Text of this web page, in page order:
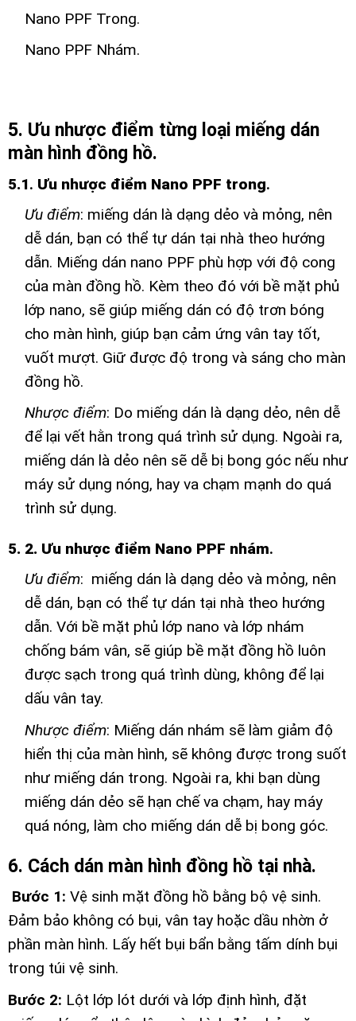
Nano PPF Trong.
Nano PPF Nhám.
5. Ưu nhược điểm từng loại miếng dán
màn hình đồng hồ.
5.1. Ưu nhược điểm Nano PPF trong.
Ưu điểm: miếng dán là dạng dẻo và mỏng, nên
dễ dán, bạn có thể tự dán tại nhà theo hướng
dẫn. Miếng dán nano PPF phù hợp với độ cong
của màn đồng hồ. Kèm theo đó với bề mặt phủ
lớp nano, sẽ giúp miếng dán có độ trơn bóng
cho màn hình, giúp bạn cảm ứng vân tay tốt,
vuốt mượt. Giữ được độ trong và sáng cho màn
đồng hồ.
Nhược điểm: Do miếng dán là dạng dẻo, nên dễ
để lại vết hằn trong quá trình sử dụng. Ngoài ra,
miếng dán là dẻo nên sẽ dễ bị bong góc nếu như
máy sử dụng nóng, hay va chạm mạnh do quá
trình sử dụng.
5. 2. Ưu nhược điểm Nano PPF nhám.
Ưu điểm: miếng dán là dạng dẻo và mỏng, nên
dễ dán, bạn có thể tự dán tại nhà theo hướng
dẫn. Với bề mặt phủ lớp nano và lớp nhám
chống bám vân, sẽ giúp bề mặt đồng hồ luôn
được sạch trong quá trình dùng, không để lại
dấu vân tay.
Nhược điểm: Miếng dán nhám sẽ làm giảm độ
hiển thị của màn hình, sẽ không được trong suốt
như miếng dán trong. Ngoài ra, khi bạn dùng
miếng dán dẻo sẽ hạn chế va chạm, hay máy
quá nóng, làm cho miếng dán dễ bị bong góc.
6. Cách dán màn hình đồng hồ tại nhà.
Bước 1: Vệ sinh mặt đồng hồ bằng bộ vệ sinh.
Đảm bảo không có bụi, vân tay hoặc dầu nhờn ở
phần màn hình. Lấy hết bụi bẩn bằng tấm dính bụi
trong túi vệ sinh.
Bước 2: Lột lớp lót dưới và lớp định hình, đặt